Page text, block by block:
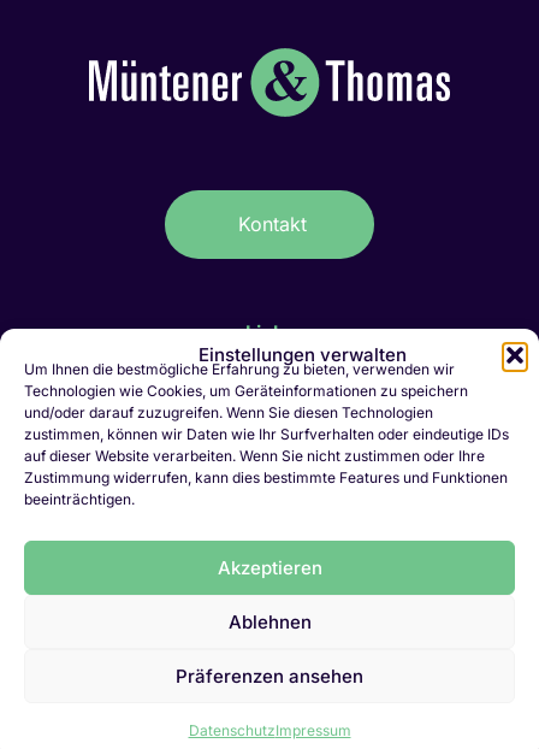
Einstellungen verwalten
Um Ihnen die bestmögliche Erfahrung zu bieten, verwenden wir
Technologien wie Cookies, um Geräteinformationen zu speichern
und/oder darauf zuzugreifen. Wenn Sie diesen Technologien
zustimmen, können wir Daten wie Ihr Surfverhalten oder eindeutige IDs
auf dieser Website verarbeiten. Wenn Sie nicht zustimmen oder Ihre
Zustimmung widerrufen, kann dies bestimmte Features und Funktionen
beeinträchtigen.
Akzeptieren
Ablehnen
Präferenzen ansehen
DatenschutzImpressum
Kontakt
Links
IT-Stellen Graubünden & FL
Kaufmännische Stellen Ostschweiz
Personalvermittlung Liechtenstein
Personalvermittlung Chur
Jobletter abonnieren
Vakanz melden
LinkedIn
Impressum